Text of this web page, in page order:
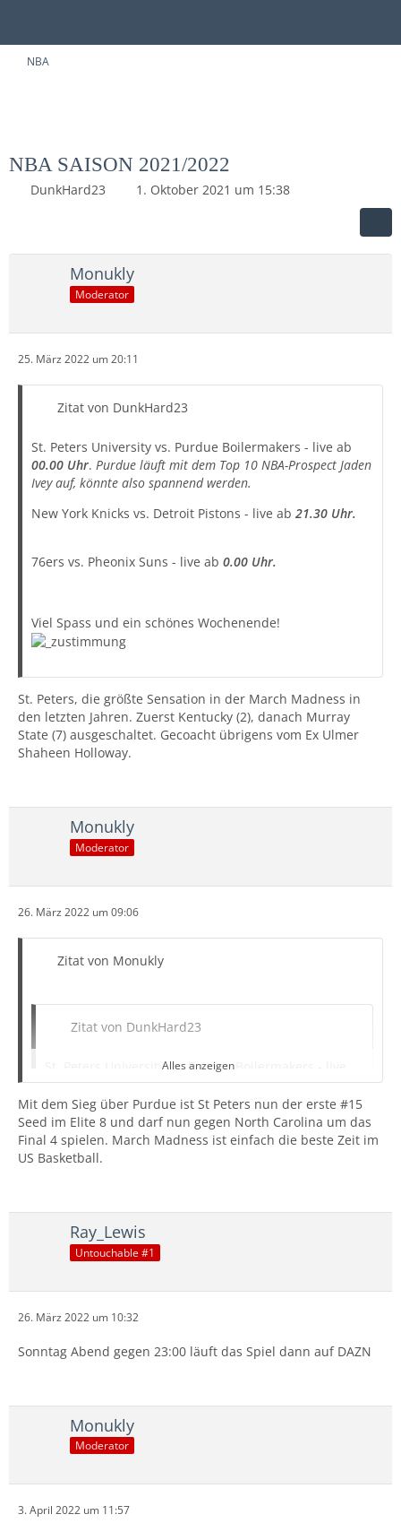
NBA
NBA SAISON 2021/2022
DunkHard23 1. Oktober 2021 um 15:38
Monukly
Moderator
25. März 2022 um 20:11
Zitat von DunkHard23
St. Peters University vs. Purdue Boilermakers - live ab
00.00 Uhr. Purdue läuft mit dem Top 10 NBA-Prospect Jaden
Ivey auf, könnte also spannend werden.
New York Knicks vs. Detroit Pistons - live ab 21.30 Uhr.
76ers vs. Pheonix Suns - live ab 0.00 Uhr.
Viel Spass und ein schönes Wochenende!
St. Peters, die größte Sensation in der March Madness in
den letzten Jahren. Zuerst Kentucky (2), danach Murray
State (7) ausgeschaltet. Gecoacht übrigens vom Ex Ulmer
Shaheen Holloway.
Monukly
Moderator
26. März 2022 um 09:06
Zitat von Monukly
Zitat von DunkHard23
St. Peters University vs. Purdue Boilermakers - live
ab00.00 Uhr.Purdue läuft mit dem Top 10 NBA-
Prospect Jaden Ivey auf, könnte also spannend werden.
New York Knicks vs. Detroit Pistons - live ab21.30
Uhr.
76ers vs. Pheonix Suns - live ab
Viel Spass und ein schönes Wochenende!
in den letzten Jahren. Zuerst Kentucky (2), danach
Murray State (7) ausgeschaltet. Gecoacht übrigens vom
Ex Ulmer Shaheen Holloway.
Alles anzeigen
Mit dem Sieg über Purdue ist St Peters nun der erste #15
Seed im Elite 8 und darf nun gegen North Carolina um das
Final 4 spielen. March Madness ist einfach die beste Zeit im
US Basketball.
Ray_Lewis
Untouchable #1
26. März 2022 um 10:32
Sonntag Abend gegen 23:00 läuft das Spiel dann auf DAZN
Monukly
Moderator
3. April 2022 um 11:57